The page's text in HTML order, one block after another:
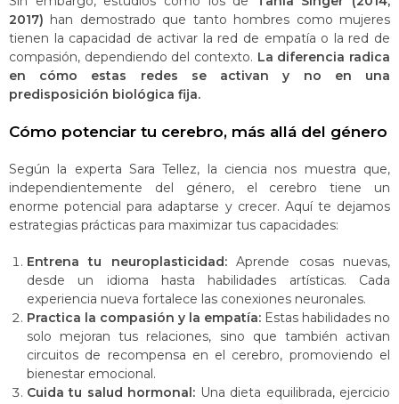
2017) han demostrado que tanto hombres como mujeres
tienen la capacidad de activar la red de empatía o la red de
compasión, dependiendo del contexto​​. La diferencia radica
en cómo estas redes se activan y no en una
predisposición biológica fija.
Cómo potenciar tu cerebro, más allá del género
Según la experta Sara Tellez, la ciencia nos muestra que,
independientemente del género, el cerebro tiene un
enorme potencial para adaptarse y crecer. Aquí te dejamos
estrategias prácticas para maximizar tus capacidades:
Entrena tu neuroplasticidad:Aprende cosas nuevas,
desde un idioma hasta habilidades artísticas. Cada
experiencia nueva fortalece las conexiones neuronales.
Practica la compasión y la empatía: Estas habilidades no
solo mejoran tus relaciones, sino que también activan
circuitos de recompensa en el cerebro, promoviendo el
bienestar emocional​​.
Cuida tu salud hormonal: Una dieta equilibrada, ejercicio